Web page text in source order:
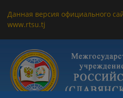
Данная версия официального
www.rtsu.tj